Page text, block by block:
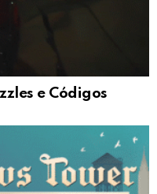
e Códigos